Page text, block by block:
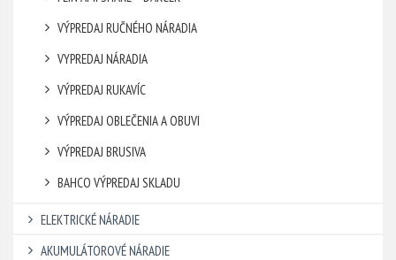
VÝPREDAJ RUČNÉHO NÁRADIA
VYPREDAJ NÁRADIA
VÝPREDAJ RUKAVÍC
VÝPREDAJ OBLEČENIA A OBUVI
VÝPREDAJ BRUSIVA
BAHCO VÝPREDAJ SKLADU
ELEKTRICKÉ NÁRADIE
AKUMULÁTOROVÉ NÁRADIE